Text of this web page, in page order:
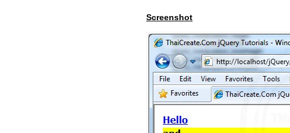
Screenshot